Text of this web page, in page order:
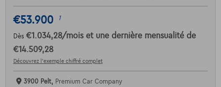
€53.900 1
Dès €1.034,28/mois et une dernière mensualité de
€14.509,28
Découvrez l’exemple chiffré complet
3900 Pelt, Premium Car Company